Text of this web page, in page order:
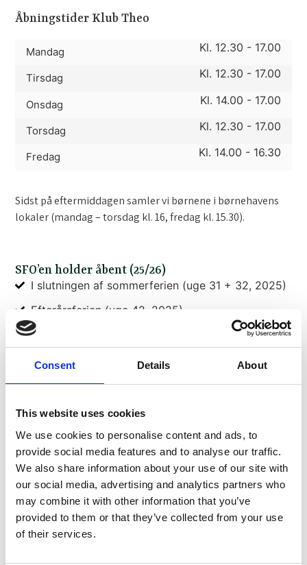
Consent Details About
This website uses cookies
We use cookies to personalise content and ads, to
provide social media features and to analyse our traffic.
We also share information about your use of our site with
our social media, advertising and analytics partners who
may combine it with other information that you’ve
provided to them or that they’ve collected from your use
of their services.
Åbningstider Klub Theo
Kl. 12.30 - 17.00
Mandag
Kl. 12.30 - 17.00
Tirsdag
Kl. 14.00 - 17.00
Onsdag
Kl. 12.30 - 17.00
Torsdag
Kl. 14.00 - 16.30
Fredag
Sidst på eftermiddagen samler vi børnene i børnehavens
lokaler (mandag – torsdag kl. 16, fredag kl. 15.30).
SFO’en holder åbent (25/26)
I slutningen af sommerferien (uge 31 + 32, 2025)
Efterårsferien (uge 42, 2025)
Juleferien 22.12.25-23.12.25
Vinterferien (uge 7, 2026)
Påskeferien 30.03.26 -01.04.26
Første uge af skolens sommerferie (uge 27, 2026)
Juleferie 02.01.26
Kr. Himmelfartsferie 14.05.26 – 15.05.26
2. Pinsedag 25.05.26
Grundlovsdag 05.06.26
3 uger i sommerferien (uge 28, 29 & 30 - 2026)